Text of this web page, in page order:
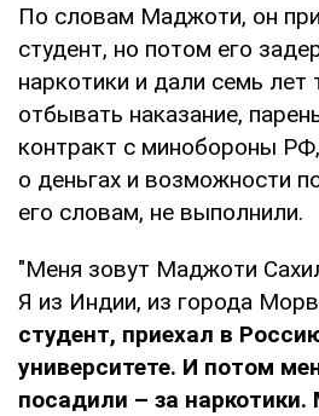
По словам Маджоти, он
студент, но потом его
наркотики и дали семь
отбывать наказание,
контракт с минобороны
о деньгах и возможности
его словам, не выполнили.
"Меня зовут Маджоти
Я из Индии, из города
студент, приехал в
университете. И потом
посадили – за